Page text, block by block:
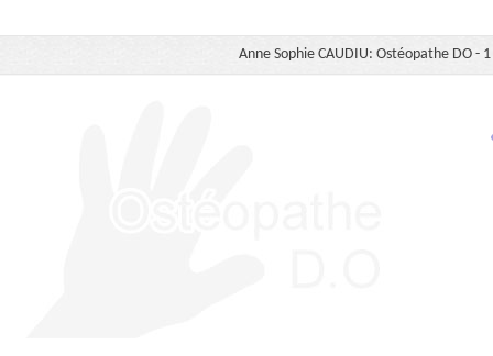
Anne Sophie CAUDIU: Ostéopathe DO -